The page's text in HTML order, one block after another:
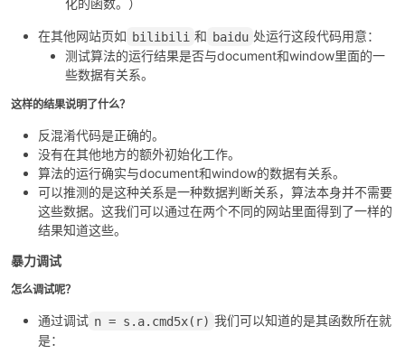
化的函数。）
在其他网站页如 bilibili 和 baidu 处运行这段代码用意：
测试算法的运行结果是否与document和window里面的一
些数据有关系。
这样的结果说明了什么？
反混淆代码是正确的。
没有在其他地方的额外初始化工作。
算法的运行确实与document和window的数据有关系。
可以推测的是这种关系是一种数据判断关系，算法本身并不需要
这些数据。这我们可以通过在两个不同的网站里面得到了一样的
结果知道这些。
暴力调试
怎么调试呢？
通过调试 n = s.a.cmd5x(r) 我们可以知道的是其函数所在就
是：